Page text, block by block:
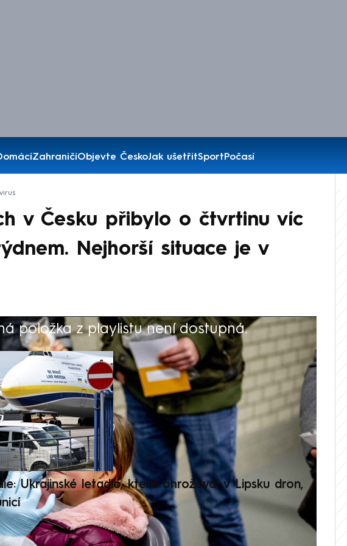
ZahraničíObjevte ČeskoJak ušetřitSportPočasí
v Česku přibylo o čtvrtinu víc
Nejhorší situace je v
položka z playlistu není dostupná.
Ukrajinské letadlo, které ohrožoval v Lipsku dron,